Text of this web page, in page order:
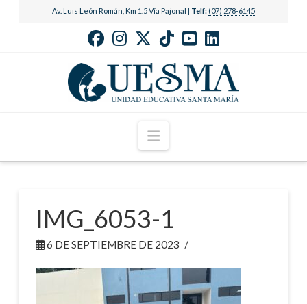
Av. Luis León Román, Km 1.5 Vía Pajonal | Telf: (07) 278-6145
Navigation
IMG_6053-1
6 DE SEPTIEMBRE DE 2023